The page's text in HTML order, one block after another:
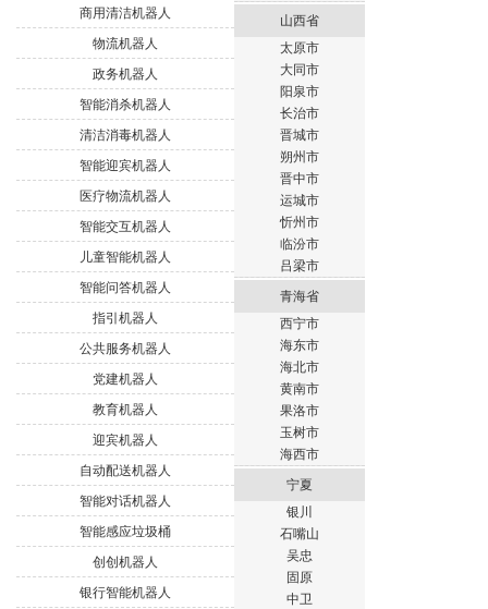
商用清洁机器人
物流机器人
政务机器人
智能消杀机器人
清洁消毒机器人
智能迎宾机器人
医疗物流机器人
智能交互机器人
儿童智能机器人
智能问答机器人
指引机器人
公共服务机器人
党建机器人
教育机器人
迎宾机器人
自动配送机器人
智能对话机器人
智能感应垃圾桶
创创机器人
银行智能机器人
山西省
太原市
大同市
阳泉市
长治市
晋城市
朔州市
晋中市
运城市
忻州市
临汾市
吕梁市
青海省
西宁市
海东市
海北市
黄南市
果洛市
玉树市
海西市
宁夏
银川
石嘴山
吴忠
固原
中卫